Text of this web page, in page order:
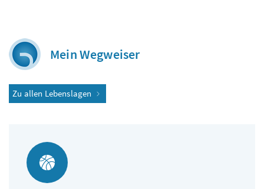
Mein Wegweiser
Zu allen Lebenslagen